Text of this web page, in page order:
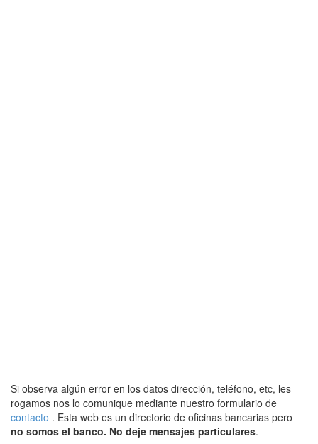
Si observa algún error en los datos dirección, teléfono, etc, les
rogamos nos lo comunique mediante nuestro formulario de
contacto . Esta web es un directorio de oficinas bancarias pero
no somos el banco. No deje mensajes particulares.